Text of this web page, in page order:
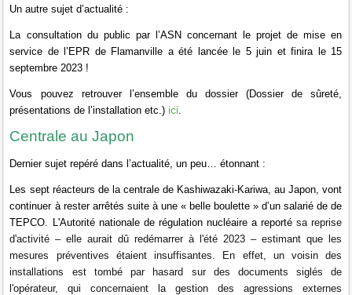
Un autre sujet d’actualité :
La consultation du public par l’ASN concernant le projet de mise en
service de l’EPR de Flamanville a été lancée le 5 juin et finira le 15
septembre 2023 !
Vous pouvez retrouver l’ensemble du dossier (Dossier de sûreté,
présentations de l’installation etc.) ici
Centrale au Japon
Dernier sujet repéré dans l’actualité, un peu… étonnant :
Les sept réacteurs de la centrale de Kashiwazaki-Kariwa, au Japon, vont
continuer à rester arrêtés suite à une « belle boulette » d’un salarié de de
TEPCO. L'Autorité nationale de régulation nucléaire a reporté sa reprise
d'activité – elle aurait dû redémarrer à l'été 2023 – estimant que les
mesures préventives étaient insuffisantes. En effet, unvoisin des
installations est tombé par hasard sur des documents siglés de
l'opérateur, qui concernaient la gestion des agressions externes